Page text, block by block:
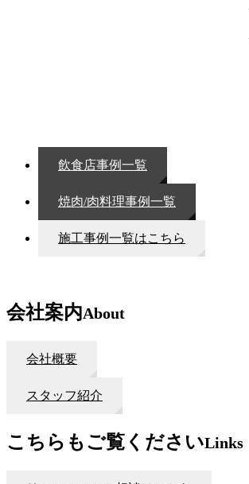
飲食店事例一覧
焼肉/肉料理事例一覧
施工事例一覧はこちら
会社案内About
会社概要
スタッフ紹介
こちらもご覧くださいLinks